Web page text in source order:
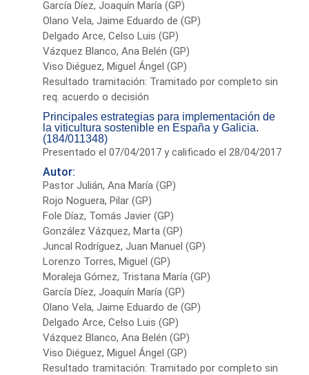
García Díez, Joaquín María (GP)
Olano Vela, Jaime Eduardo de (GP)
Delgado Arce, Celso Luis (GP)
Vázquez Blanco, Ana Belén (GP)
Viso Diéguez, Miguel Ángel (GP)
Resultado tramitación: Tramitado por completo sin
req. acuerdo o decisión
Principales estrategias para implementación de
la viticultura sostenible en España y Galicia.
(184/011348)
Presentado el 07/04/2017 y calificado el 28/04/2017
Autor:
Pastor Julián, Ana María (GP)
Rojo Noguera, Pilar (GP)
Fole Díaz, Tomás Javier (GP)
González Vázquez, Marta (GP)
Juncal Rodríguez, Juan Manuel (GP)
Lorenzo Torres, Miguel (GP)
Moraleja Gómez, Tristana María (GP)
García Díez, Joaquín María (GP)
Olano Vela, Jaime Eduardo de (GP)
Delgado Arce, Celso Luis (GP)
Vázquez Blanco, Ana Belén (GP)
Viso Diéguez, Miguel Ángel (GP)
Resultado tramitación: Tramitado por completo sin